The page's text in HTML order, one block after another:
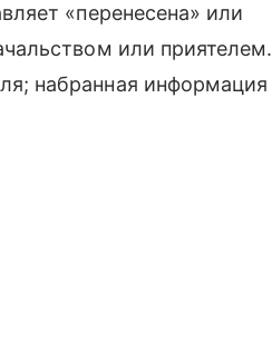
«перенесена» или
или приятелем.
набранная информация